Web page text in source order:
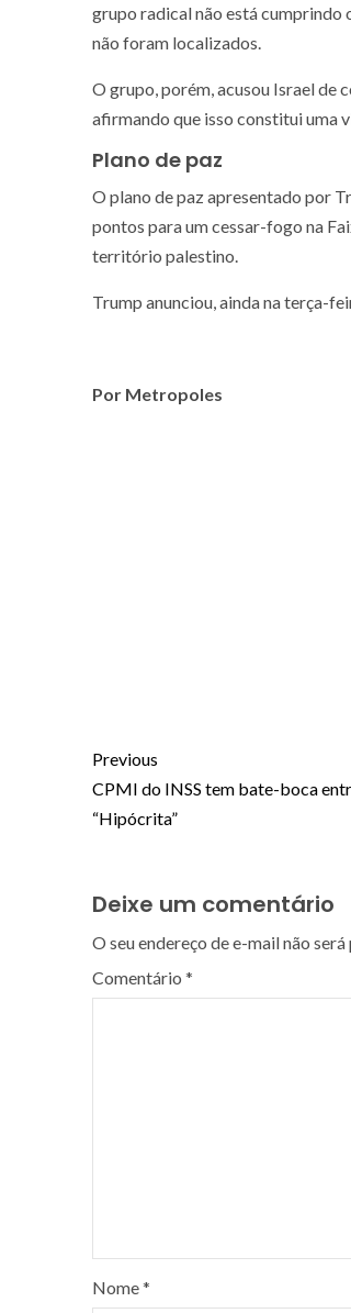
grupo radical não está cumprindo
não foram localizados.
O grupo, porém, acusou Israel de
afirmando que isso constitui uma
Plano de paz
O plano de paz apresentado por
pontos para um cessar-fogo na
território palestino.
Trump anunciou, ainda na terça-
Por Metropoles
Previous
CPMI do INSS tem bate-boca
“Hipócrita”
Deixe um comentário
O seu endereço de e-mail não será
Comentário *
Nome*